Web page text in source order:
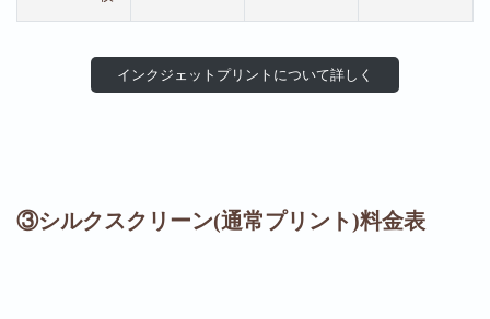
インクジェットプリントについて詳しく
③シルクスクリーン(通常プリント)料金表